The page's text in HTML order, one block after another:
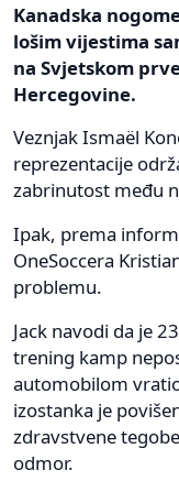
Kanadska
lošim vijestima
na Svjetskom
Hercegovine.
Veznjak Ismaël
reprezentacije
zabrinutost među
Ipak, prema
OneSoccera
problemu.
Jack navodi da je
trening kamp
automobilom
izostanka je
zdravstvene
odmor.